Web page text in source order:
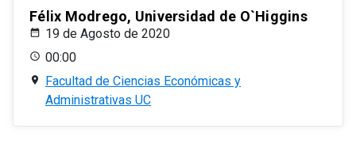
Félix Modrego, Universidad de O`Higgins
19 de Agosto de 2020
00:00
Facultad de Ciencias Económicas y
Administrativas UC